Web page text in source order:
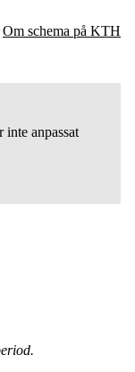
Om schema på KTH
anpassat